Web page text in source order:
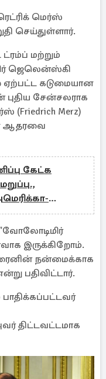
மெர்ஸ்
செய்துள்ளார்.
மற்றும்
ஜெலென்ஸ்கி
கடுமையான
புதிய சேன்சலராக
(Friedrich Merz)
ஆதரவை
கேட்க
இருக்கிறோம்.
நன்மைக்காக
பதிவிட்டார்.
திட்டவட்டமாக